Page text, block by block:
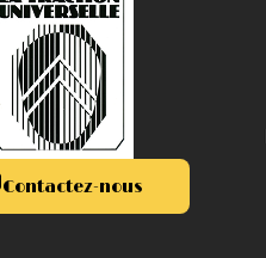
Contactez-nous